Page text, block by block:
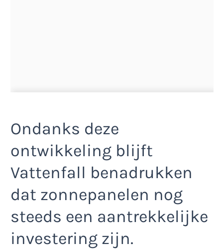
Ondanks deze
ontwikkeling blijft
Vattenfall benadrukken
dat zonnepanelen nog
steeds een aantrekkelijke
investering zijn.